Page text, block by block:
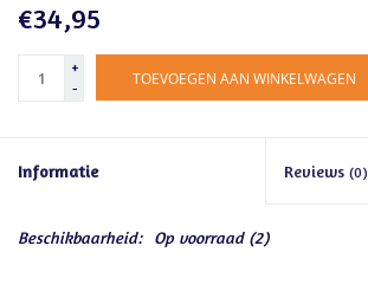
€34,95
+
-
TOEVOEGEN AAN WINKELWAGEN
Informatie Reviews (0)
Beschikbaarheid: Op voorraad(2)